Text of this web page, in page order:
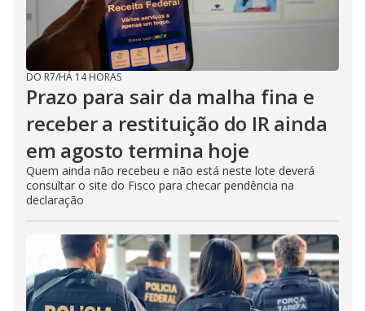
o
DO R7/HÁ 14 HORAS
Prazo para sair da malha fina e
receber a restituição do IR ainda
em agosto termina hoje
Quem ainda não recebeu e não está neste lote deverá
consultar o site do Fisco para checar pendência na
declaração